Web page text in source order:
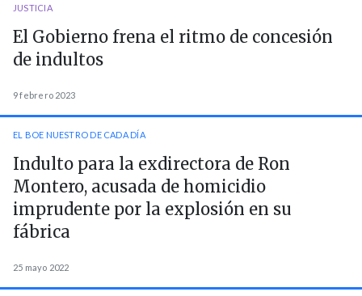
JUSTICIA
El Gobierno frena el ritmo de concesión
de indultos
9 febrero 2023
EL BOE NUESTRO DE CADA DÍA
Indulto para la exdirectora de Ron
Montero, acusada de homicidio
imprudente por la explosión en su
fábrica
25 mayo 2022